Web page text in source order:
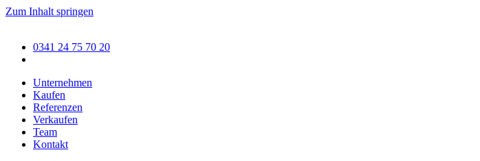
Zum Inhalt springen
0341 24 75 70 20
Unternehmen
Kaufen
Referenzen
Verkaufen
Team
Kontakt